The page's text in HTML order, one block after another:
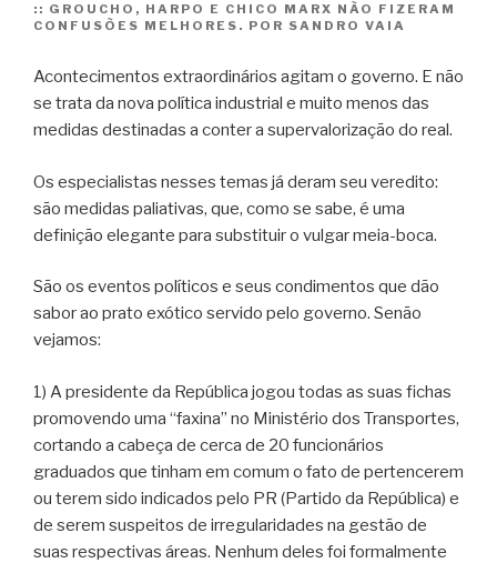
:: GROUCHO, HARPO E CHICO MARX NÃO FIZERAM
CONFUSÕES MELHORES. POR SANDRO VAIA
Acontecimentos extraordinários agitam o governo. E não
se trata da nova política industrial e muito menos das
medidas destinadas a conter a supervalorização do real.
Os especialistas nesses temas já deram seu veredito:
são medidas paliativas, que, como se sabe, é uma
definição elegante para substituir o vulgar meia-boca.
São os eventos políticos e seus condimentos que dão
sabor ao prato exótico servido pelo governo. Senão
vejamos:
1) A presidente da República jogou todas as suas fichas
promovendo uma “faxina” no Ministério dos Transportes,
cortando a cabeça de cerca de 20 funcionários
graduados que tinham em comum o fato de pertencerem
ou terem sido indicados pelo PR (Partido da República) e
de serem suspeitos de irregularidades na gestão de
suas respectivas áreas. Nenhum deles foi formalmente